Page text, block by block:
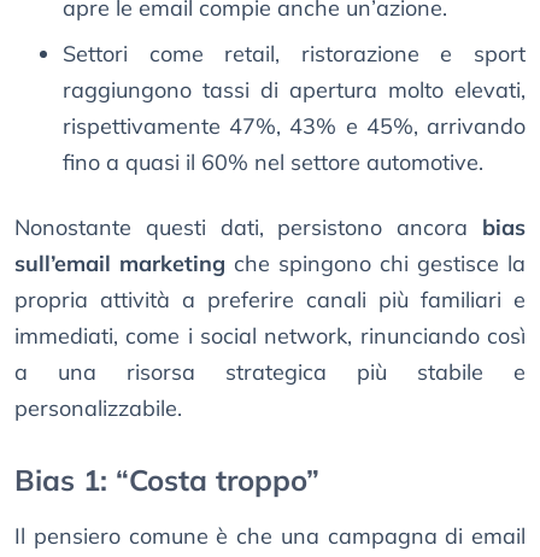
apre le email compie anche un’azione.
Settori come retail, ristorazione e sport
raggiungono tassi di apertura molto elevati,
rispettivamente 47%, 43% e 45%, arrivando
fino a quasi il 60% nel settore automotive.
Nonostante questi dati, persistono ancora bias
sull’email marketing che spingono chi gestisce la
propria attività a preferire canali più familiari e
immediati, come i social network, rinunciando così
a una risorsa strategica più stabile e
personalizzabile.
Bias 1: “Costa troppo”
Il pensiero comune è che una campagna di email